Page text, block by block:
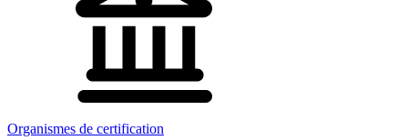
Organismes de certification